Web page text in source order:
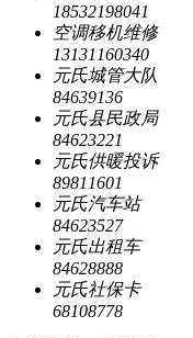
18532198041
空调移机维修
13131160340
元氏城管大队
84639136
元氏县民政局
84623221
元氏供暖投诉
89811601
元氏汽车站
84623527
元氏出租车
84628888
元氏社保卡
68108778